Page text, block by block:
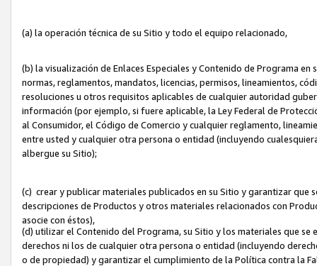
(a) la operación técnica de su Sitio y todo el equipo relacionado,
(b) la visualización de Enlaces Especiales y Contenido de Programa
normas, reglamentos, mandatos, licencias, permisos, lineamientos,
resoluciones u otros requisitos aplicables de cualquier autoridad
información (por ejemplo, si fuere aplicable, la Ley Federal de
al Consumidor, el Código de Comercio y cualquier reglamento,
entre usted y cualquier otra persona o entidad (incluyendo
albergue su Sitio);
(c) crear y publicar materiales publicados en su Sitio y garantizar que
descripciones de Productos y otros materiales relacionados con
asocie con éstos),
(d) utilizar el Contenido del Programa, su Sitio y los materiales que se
derechos ni los de cualquier otra persona o entidad (incluyendo
o de propiedad) y garantizar el cumplimiento de la Política contra la